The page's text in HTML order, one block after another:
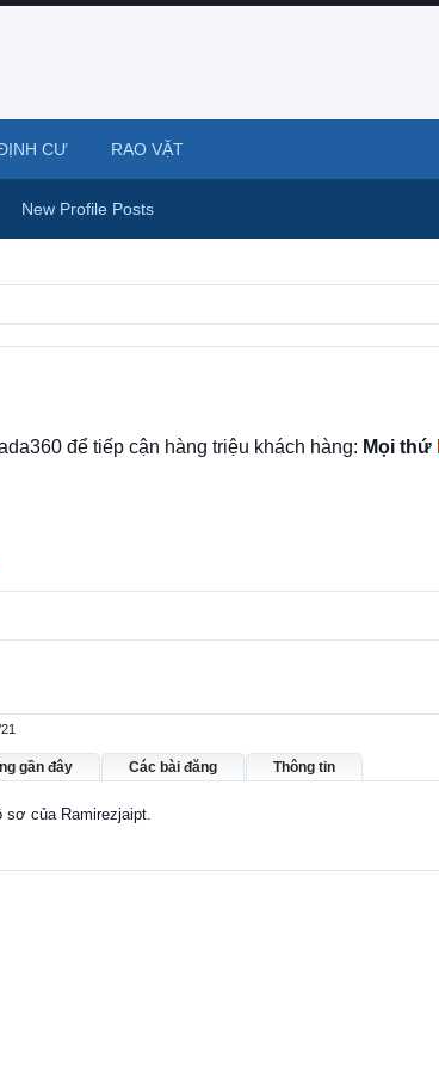
để tiếp cận hàng triệu khách hàng: Mọi thứ
gần đây Các bài đăng Thông tin
sơ của Ramirezjaipt.
New Profile Posts
CƯ RAO VẶT